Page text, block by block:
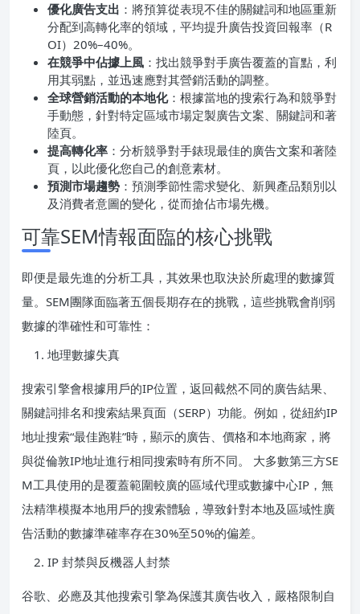
優化廣告支出 ：將預算從表現不佳的關鍵詞和地區重新
分配到高轉化率的領域，平均提升廣告投資回報率（R
OI）20%–40%。
在競爭中佔據上風 ：找出競爭對手廣告覆蓋的盲點，利
用其弱點，並迅速應對其營銷活動的調整。
全球營銷活動的本地化：根據當地的搜索行為和競爭對
手動態，針對特定區域市場定製廣告文案、關鍵詞和著
陸頁。
提高轉化率 ：分析競爭對手錶現最佳的廣告文案和著陸
頁，以此優化您自己的創意素材。
預測市場趨勢 ：預測季節性需求變化、新興產品類別以
及消費者意圖的變化，從而搶佔市場先機。
可靠SEM情報面臨的核心挑戰
即便是最先進的分析工具，其效果也取決於所處理的數據質
量。SEM團隊面臨著五個長期存在的挑戰，這些挑戰會削弱
數據的準確性和可靠性：
地理數據失真
搜索引擎會根據用戶的IP位置，返回截然不同的廣告結果、
關鍵詞排名和搜索結果頁面（SERP）功能。例如，從紐約IP
地址搜索“最佳跑鞋”時，顯示的廣告、價格和本地商家，將
與從倫敦IP地址進行相同搜索時有所不同。 大多數第三方SE
M工具使用的是覆蓋範圍較廣的區域代理或數據中心IP，無
法精準模擬本地用戶的搜索體驗，導致針對本地及區域性廣
告活動的數據準確率存在30%至50%的偏差。
IP 封禁與反機器人封禁
谷歌、必應及其他搜索引擎為保護其廣告收入，嚴格限制自